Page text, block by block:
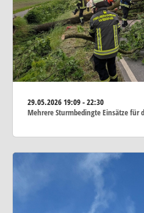
29.05.202619:09 - 22:30
Mehrere Sturmbedingte Einsätze für